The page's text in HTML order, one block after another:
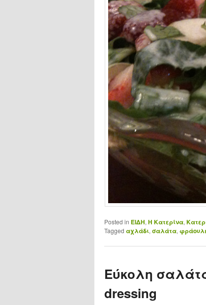
Posted in ΕΙΔΗ, Η Κατερίνα,
Tagged αχλάδι, σαλάτα,
Εύκολη
dressing